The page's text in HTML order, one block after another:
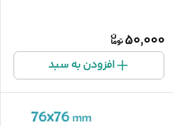
50,000
افزودن به سبد